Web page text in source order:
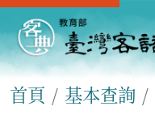
首頁 基本查詢